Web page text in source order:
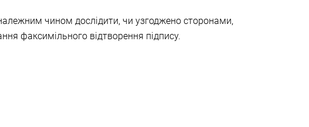
чином дослідити, чи узгоджено сторонами,
факсимільного відтворення підпису.